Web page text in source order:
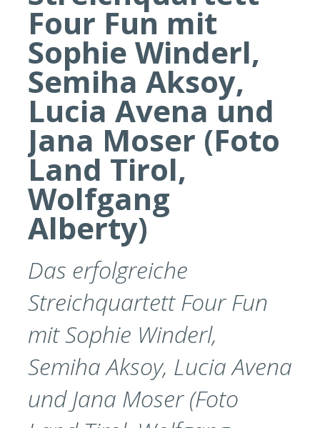
Four Fun mit
Sophie Winderl,
Semiha Aksoy,
Lucia Avena und
Jana Moser (Foto
Land Tirol,
Wolfgang
Alberty)
Das erfolgreiche
Streichquartett Four Fun
mit Sophie Winderl,
Semiha Aksoy, Lucia Avena
und Jana Moser (Foto